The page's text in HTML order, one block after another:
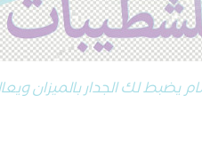
لك الجدار بالميزان